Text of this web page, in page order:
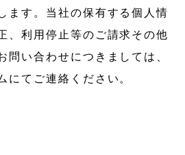
ます。当社の保有する個人情
、利用停止等のご請求その他
問い合わせにつきましては、
にてご連絡ください。